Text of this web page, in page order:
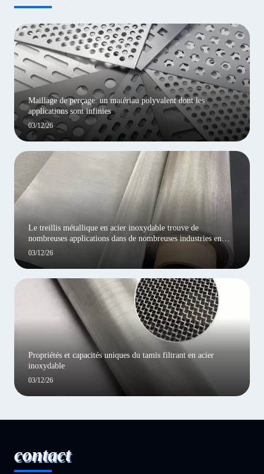
Maillage de perçage: un matériau polyvalent dont les
applications sont infinies
03/12/26
Le treillis métallique en acier inoxydable trouve de
nombreuses applications dans de nombreuses industries en
raison de ses propriétés exceptionnelles
03/12/26
Propriétés et capacités uniques du tamis filtrant en acier
inoxydable
03/12/26
contact